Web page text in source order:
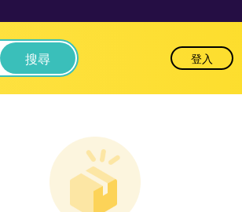
搜尋 登入